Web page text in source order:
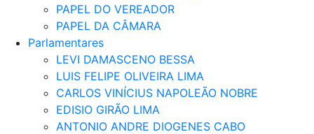
PAPEL DO VEREADOR
PAPEL DA CÂMARA
Parlamentares
LEVI DAMASCENO BESSA
LUIS FELIPE OLIVEIRA LIMA
CARLOS VINÍCIUS NAPOLEÃO NOBRE
EDISIO GIRÃO LIMA
ANTONIO ANDRE DIOGENES CABO